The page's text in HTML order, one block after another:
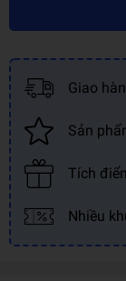
Giao
Sản
Tích
Nhiều